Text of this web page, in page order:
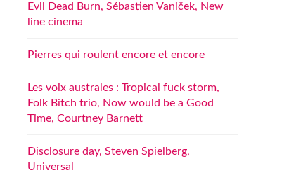
Evil Dead Burn, Sébastien Vaniček, New
line cinema
Pierres qui roulent encore et encore
Les voix australes : Tropical fuck storm,
Folk Bitch trio, Now would be a Good
Time, Courtney Barnett
Disclosure day, Steven Spielberg,
Universal